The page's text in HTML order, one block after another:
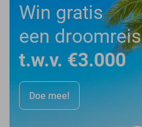
Win gratis
een droomreis
t.w.v. €3.000
Doe mee!